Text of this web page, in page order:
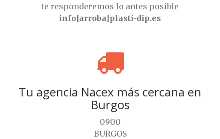
te responderemos lo antes posible
info[arroba]plasti-dip.es
Tu agencia Nacex más cercana en
Burgos
0900
BURGOS